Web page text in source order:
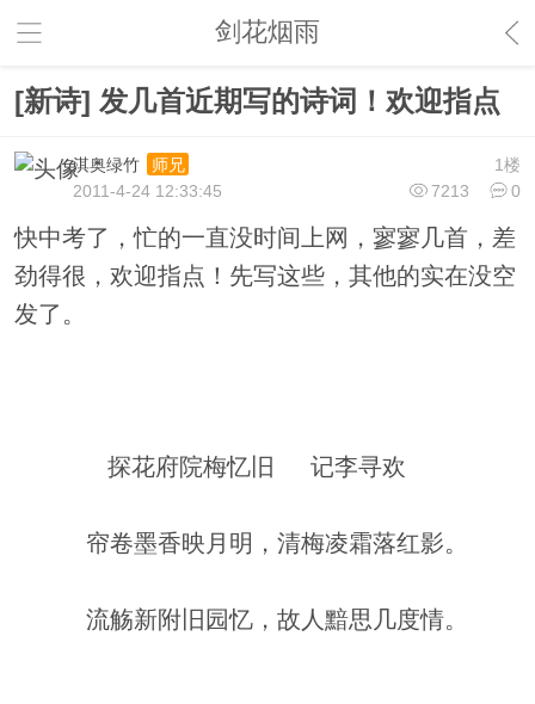
剑花烟雨
[新诗] 发几首近期写的诗词！欢迎指点
1楼
淇奥绿竹
师兄
7213
0
2011-4-24 12:33:45
快中考了，忙的一直没时间上网，寥寥几首，差
劲得很，欢迎指点！先写这些，其他的实在没空
发了。
探花府院梅忆旧 记李寻欢
帘卷墨香映月明，清梅凌霜落红影。
流觞新附旧园忆，故人黯思几度情。